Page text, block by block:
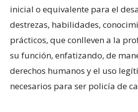
inicial o equivalente para el
destrezas, habilidades,
prácticos, que conlleven a la
su función, enfatizando, de
derechos humanos y el uso
necesarios para ser policía de